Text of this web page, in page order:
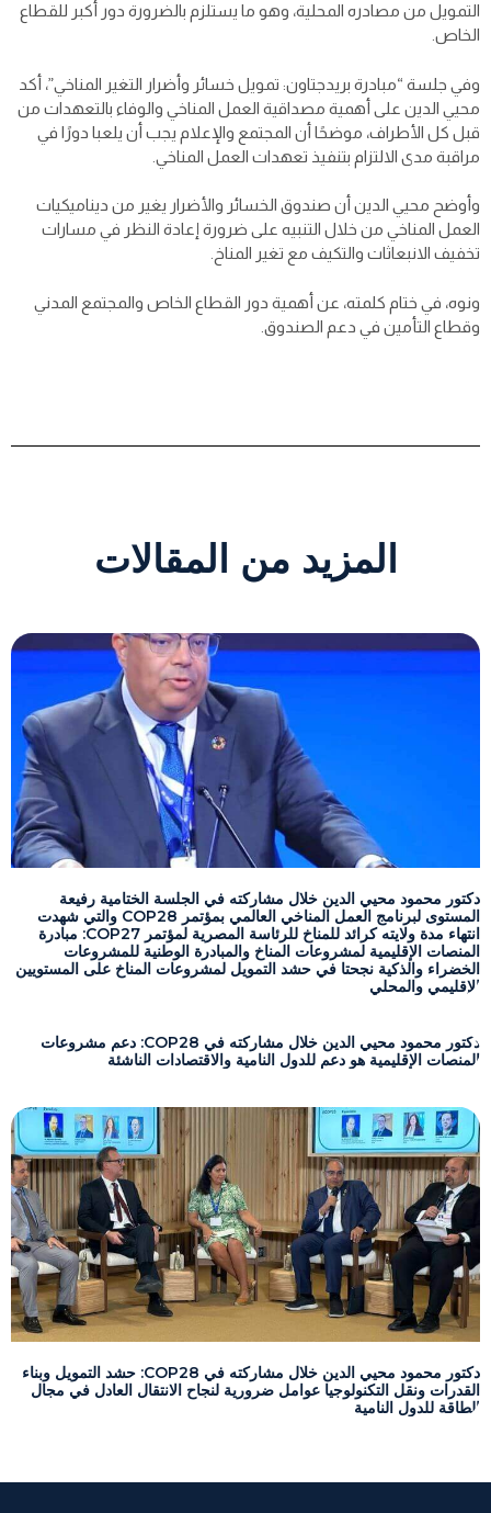
التمويل من مصادره المحلية، وهو ما يستلزم بالضرورة دور أكبر للقطاع
الخاص.
وفي جلسة “مبادرة بريدجتاون: تمويل خسائر وأضرار التغير المناخي”، أكد
محيي الدين على أهمية مصداقية العمل المناخي والوفاء بالتعهدات من
قبل كل الأطراف، موضحًا أن المجتمع والإعلام يجب أن يلعبا دورًا في
مراقبة مدى الالتزام بتنفيذ تعهدات العمل المناخي.
وأوضح محيي الدين أن صندوق الخسائر والأضرار يغير من ديناميكيات
العمل المناخي من خلال التنبيه على ضرورة إعادة النظر في مسارات
تخفيف الانبعاثات والتكيف مع تغير المناخ.
ونوه، في ختام كلمته، عن أهمية دور القطاع الخاص والمجتمع المدني
وقطاع التأمين في دعم الصندوق.
المزيد من المقالات
دكتور محمود محيي الدين خلال مشاركته في الجلسة الختامية رفيعة
المستوى لبرنامج العمل المناخي العالمي بمؤتمر COP28 والتي شهدت
انتهاء مدة ولايته كرائد للمناخ للرئاسة المصرية لمؤتمر COP27: مبادرة
المنصات الإقليمية لمشروعات المناخ والمبادرة الوطنية للمشروعات
الخضراء والذكية نجحتا في حشد التمويل لمشروعات المناخ على المستويين
الإقليمي والمحلي
دكتور محمود محيي الدين خلال مشاركته في COP28: دعم مشروعات
المنصات الإقليمية هو دعم للدول النامية والاقتصادات الناشئة
دكتور محمود محيي الدين خلال مشاركته في COP28: حشد التمويل وبناء
القدرات ونقل التكنولوجيا عوامل ضرورية لنجاح الانتقال العادل في مجال
الطاقة للدول النامية